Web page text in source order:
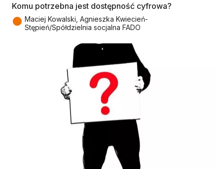
Komu potrzebna jest dostępność cyfrowa?
● Maciej Kowalski, Agnieszka Kwiecień-
Stępień/Spółdzielnia socjalna FADO